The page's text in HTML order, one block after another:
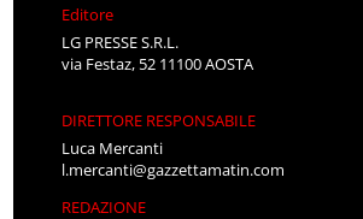
Editore
LG PRESSE S.R.L.
via Festaz, 52 11100 AOSTA
DIRETTORE RESPONSABILE
Luca Mercanti
l.mercanti@gazzettamatin.com
REDAZIONE